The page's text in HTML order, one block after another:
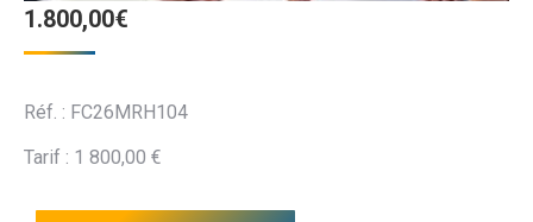
1.800,00€
Réf. : FC26MRH104
Tarif : 1 800,00 €